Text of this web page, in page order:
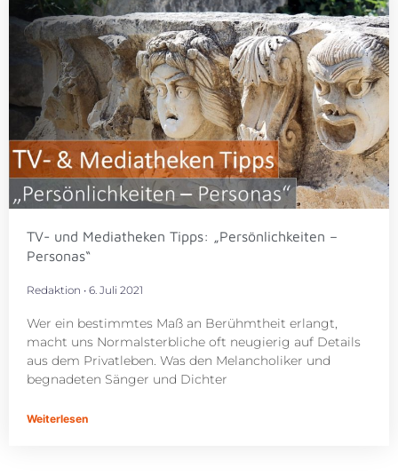
TV- und Mediatheken Tipps: „Persönlichkeiten –
Personas“
Redaktion 6. Juli 2021
Wer ein bestimmtes Maß an Berühmtheit erlangt,
macht uns Normalsterbliche oft neugierig auf Details
aus dem Privatleben. Was den Melancholiker und
begnadeten Sänger und Dichter
Weiterlesen